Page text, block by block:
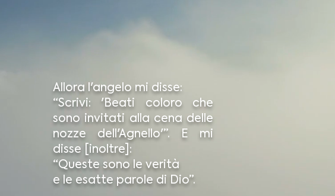
Allora l'angelo mi disse:
“Scrivi: 'Beati coloro che
sono invitati alla cena delle
nozze dell'Agnello'”. E mi
disse [inoltre]:
“Queste sono le verità
e le esatte parole di Dio”.